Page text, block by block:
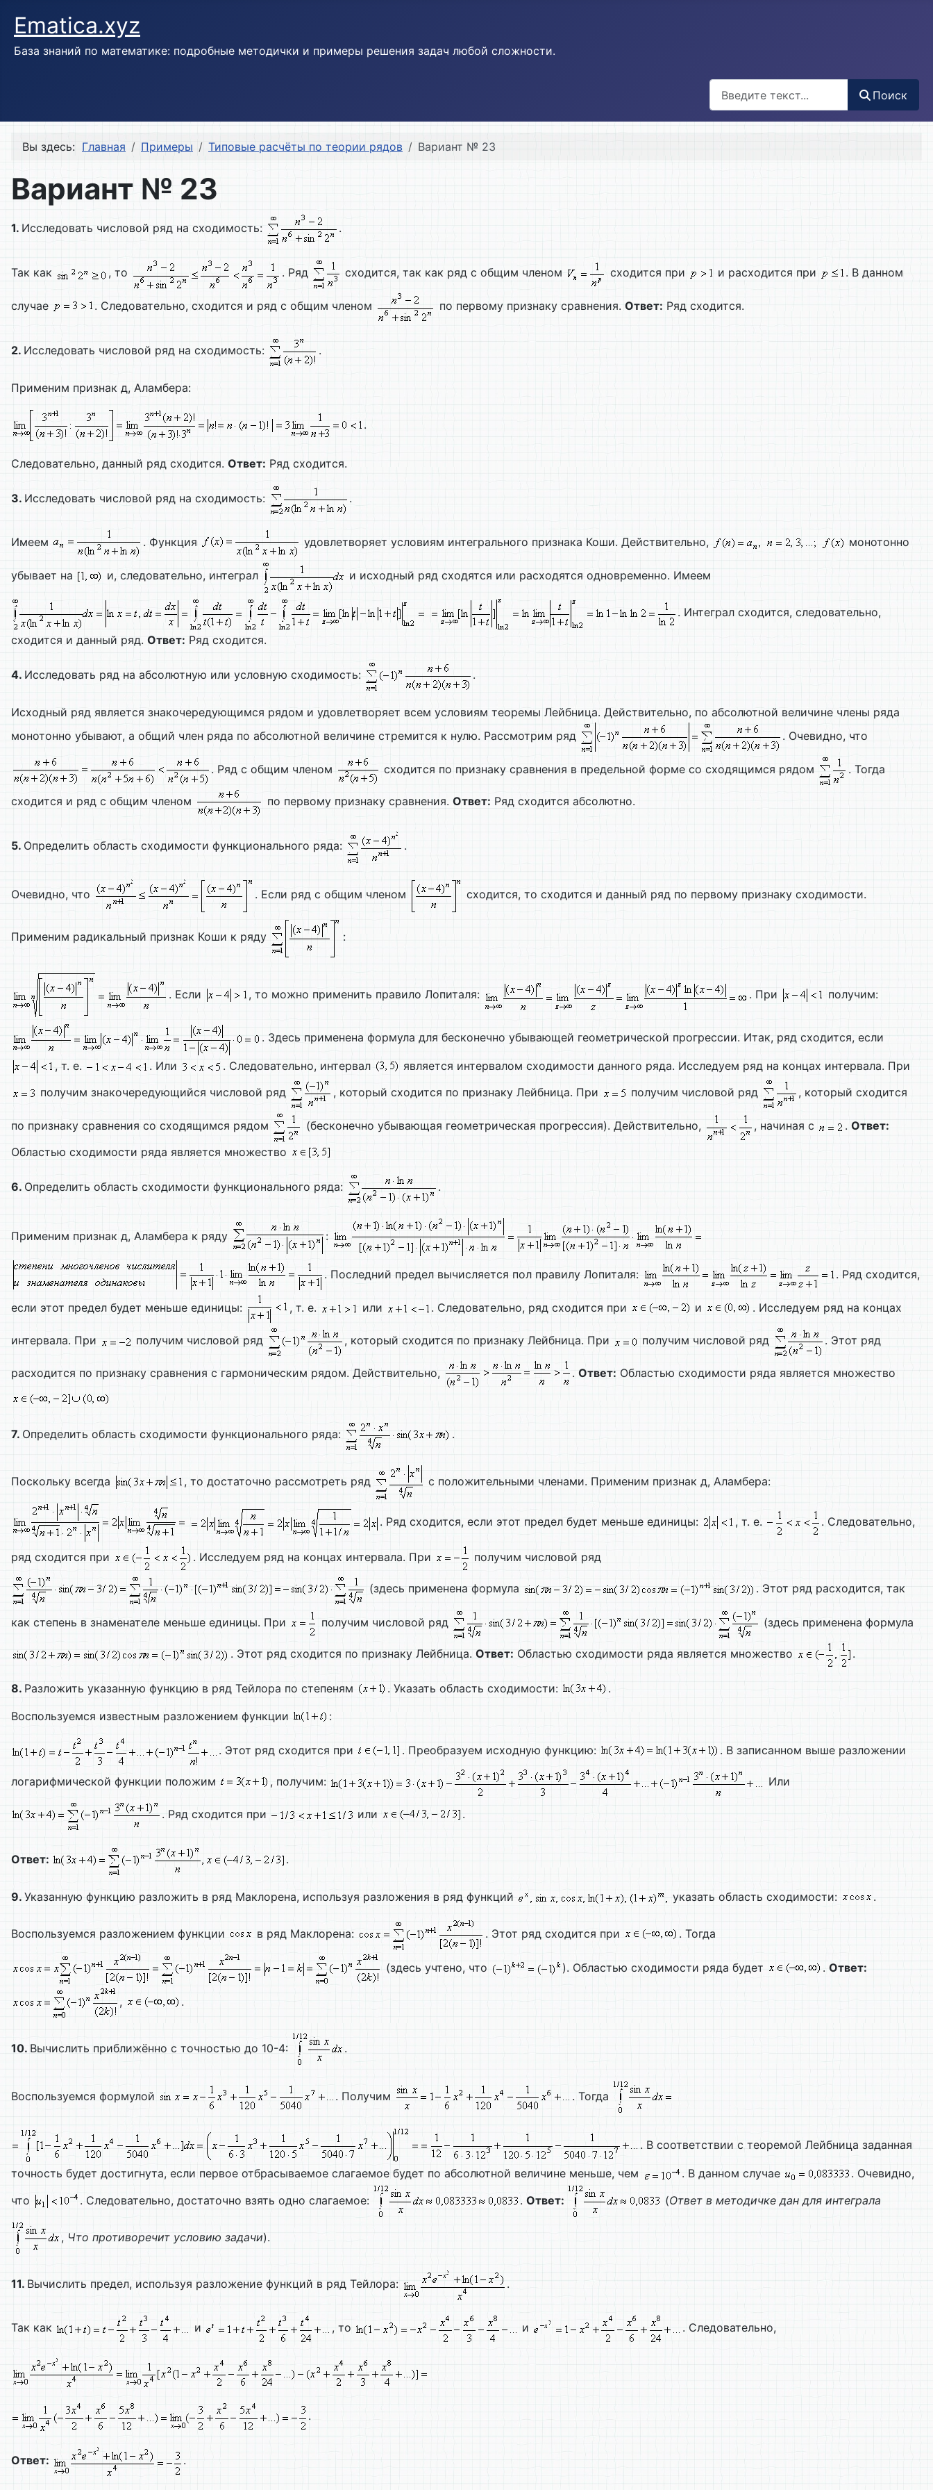
Ematica.xyz
База знаний по математике: подробные методички и примеры решения задач любой сложности.
Поиск
Вы здесь: Главная Примеры Типовые расчёты по теории рядов Вариант № 23
Вариант № 23
1. Исследовать числовой ряд на сходимость: .
Так как , то . Ряд сходится, так как ряд с общим членом сходится при и расходится при . В данном
случае . Следовательно, сходится и ряд с общим членом по первому признаку сравнения. Ответ: Ряд сходится.
2. Исследовать числовой ряд на сходимость: .
Применим признак д, Аламбера:
.
Следовательно, данный ряд сходится. Ответ: Ряд сходится.
3. Исследовать числовой ряд на сходимость: .
Имеем . Функция удовлетворяет условиям интегрального признака Коши. Действительно, монотонно
убывает на и, следовательно, интеграл и исходный ряд сходятся или расходятся одновременно. Имеем
. Интеграл сходится, следовательно,
сходится и данный ряд. Ответ: Ряд сходится.
4. Исследовать ряд на абсолютную или условную сходимость: .
Исходный ряд является знакочередующимся рядом и удовлетворяет всем условиям теоремы Лейбница. Действительно, по абсолютной величине члены ряда
монотонно убывают, а общий член ряда по абсолютной величине стремится к нулю. Рассмотрим ряд
. Очевидно, что
. Ряд с общим членом сходится по признаку сравнения в предельной форме со сходящимся рядом . Тогда
сходится и ряд с общим членом по первому признаку сравнения. Ответ: Ряд сходится абсолютно.
5. Определить область сходимости функционального ряда: .
Очевидно, что . Если ряд с общим членом сходится, то сходится и данный ряд по первому признаку сходимости.
Применим радикальный признак Коши к ряду :
. Если , то можно применить правило Лопиталя: . При получим:
. Здесь применена формула для бесконечно убывающей геометрической прогрессии. Итак, ряд сходится, если
, т. е. . Или . Следовательно, интервал
является интервалом сходимости данного ряда. Исследуем ряд на концах интервала. При
получим знакочередующийся числовой ряд
, который сходится по признаку Лейбница. При получим числовой ряд , который сходится
по признаку сравнения со сходящимся рядом (бесконечно убывающая геометрическая прогрессия). Действительно, , начиная с . Ответ:
Областью сходимости ряда является множество
6. Определить область сходимости функционального ряда: .
Применим признак д, Аламбера к ряду :
. Последний предел вычисляется пол правилу Лопиталя: . Ряд сходится,
если этот предел будет меньше единицы: , т. е. или . Следовательно, ряд сходится при и . Исследуем ряд на концах
интервала. При получим числовой ряд , который сходится по признаку Лейбница. При получим числовой ряд . Этот ряд
расходится по признаку сравнения с гармоническим рядом. Действительно, . Ответ: Областью сходимости ряда является множество
7. Определить область сходимости функционального ряда: .
Поскольку всегда , то достаточно рассмотреть ряд с положительными членами. Применим признак д, Аламбера:
. Ряд сходится, если этот предел будет меньше единицы: , т. е. . Следовательно,
ряд сходится при . Исследуем ряд на концах интервала. При получим числовой ряд
(здесь применена формула . Этот ряд расходится, так
как степень в знаменателе меньше единицы. При получим числовой ряд (здесь применена формула
. Этот ряд сходится по признаку Лейбница. Ответ: Областью сходимости ряда является множество .
8. Разложить указанную функцию в ряд Тейлора по степеням . Указать область сходимости: .
Воспользуемся известным разложением функции :
. Этот ряд сходится при . Преобразуем исходную функцию: . В записанном выше разложении
логарифмической функции положим , получим: Или
. Ряд сходится при или .
Ответ: .
9. Указанную функцию разложить в ряд Маклорена, используя разложения в ряд функций указать область сходимости: .
Воспользуемся разложением функции в ряд Маклорена: . Этот ряд сходится при . Тогда
(здесь учтено, что ). Областью сходимости ряда будет . Ответ:
, .
10. Вычислить приближённо с точностью до 10-4: .
Воспользуемся формулой . Получим . Тогда
. В соответствии с теоремой Лейбница заданная
точность будет достигнута, если первое отбрасываемое слагаемое будет по абсолютной величине меньше, чем . В данном случае
. Очевидно,
что
. Следовательно, достаточно взять одно слагаемое: . Ответ: (Ответ в методичке дан для интеграла
, Что противоречит условию задачи).
11. Вычислить предел, используя разложение функций в ряд Тейлора: .
Так как и , то и . Следовательно,
.
Ответ: .